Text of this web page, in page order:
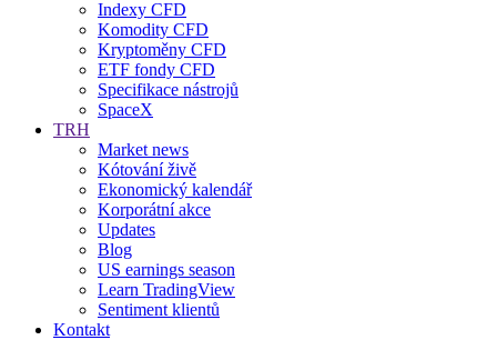
Indexy CFD
Komodity CFD
Kryptoměny CFD
ETF fondy CFD
Specifikace nástrojů
SpaceX
TRH
Market news
Kótování živě
Ekonomický kalendář
Korporátní akce
Updates
Blog
US earnings season
Learn TradingView
Sentiment klientů
Kontakt